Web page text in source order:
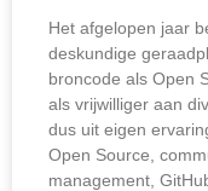
Het afgelopen jaar
deskundige
broncode als Open
als vrijwilliger aan
dus uit eigen
Open Source,
management,